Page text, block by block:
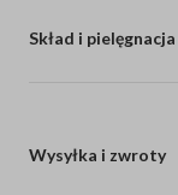
Skład i pielęgnacja
Wysyłka i zwroty